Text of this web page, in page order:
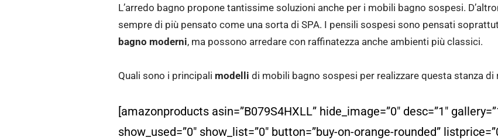
L’arredo bagno propone tantissime soluzioni anche per i mobili bagno sospesi.
sempre di più pensato come una sorta di SPA. I pensili sospesi sono pensati
bagno moderni, ma possono arredare con raffinatezza anche ambienti più classici.
Quali sono i principali modelli di mobili bagno sospesi per realizzare questa stanza di
[amazonproducts asin=”B079S4HXLL” hide_image=”0″ desc=”1″
show_used=”0″ show_list=”0″ button=”buy-on-orange-rounded”